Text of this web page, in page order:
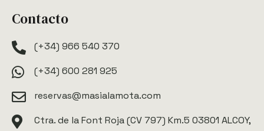
Contacto
(+34) 966 540 370
(+34) 600 281 925
reservas@masialamota.com
Ctra. de la Font Roja (CV 797) Km.5 03801 ALCOY,